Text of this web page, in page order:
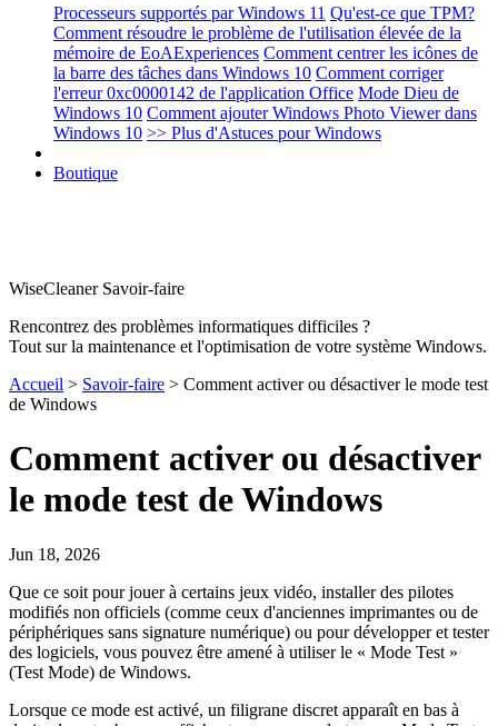
Processeurs supportés par Windows 11 Qu'est-ce que TPM?
Comment résoudre le problème de l'utilisation élevée de la
mémoire de EoAExperiences Comment centrer les icônes de
la barre des tâches dans Windows 10 Comment corriger
l'erreur 0xc0000142 de l'application Office Mode Dieu de
Windows 10 Comment ajouter Windows Photo Viewer dans
Windows 10 >> Plus d'Astuces pour Windows
Boutique
WiseCleaner Savoir-faire
Rencontrez des problèmes informatiques difficiles ?
Tout sur la maintenance et l'optimisation de votre système Windows.
Accueil > Savoir-faire > Comment activer ou désactiver le mode test
de Windows
Comment activer ou désactiver
le mode test de Windows
Jun 18, 2026
Que ce soit pour jouer à certains jeux vidéo, installer des pilotes
modifiés non officiels (comme ceux d'anciennes imprimantes ou de
périphériques sans signature numérique) ou pour développer et tester
des logiciels, vous pouvez être amené à utiliser le « Mode Test »
(Test Mode) de Windows.
Lorsque ce mode est activé, un filigrane discret apparaît en bas à